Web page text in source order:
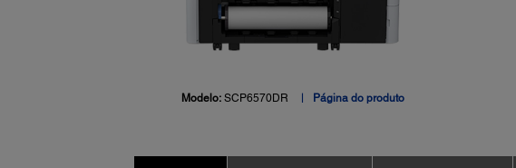
Modelo: SCP6570DR Página do produto